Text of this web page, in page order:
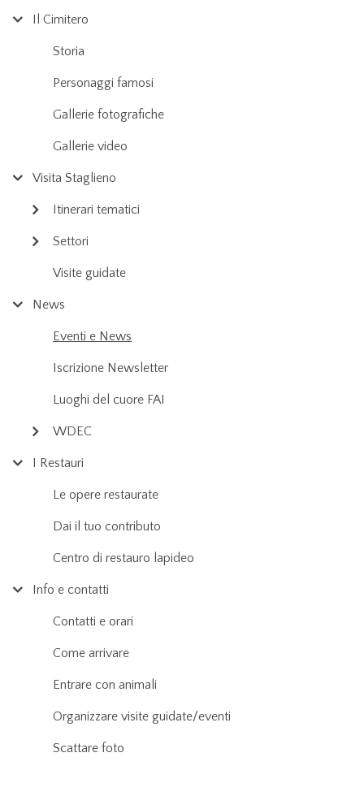
Il Cimitero
Storia
Personaggi famosi
Gallerie fotografiche
Gallerie video
Visita Staglieno
Itinerari tematici
Settori
Visite guidate
News
Eventi e News
Iscrizione Newsletter
Luoghi del cuore FAI
WDEC
I Restauri
Le opere restaurate
Dai il tuo contributo
Centro di restauro lapideo
Info e contatti
Contatti e orari
Come arrivare
Entrare con animali
Organizzare visite guidate/eventi
Scattare foto